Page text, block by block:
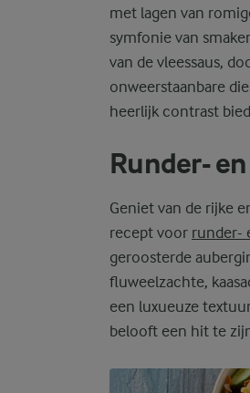
met lagen van
symfonie van
van de vleessaus,
onweerstaanbare
heerlijk contrast
Runder-
Geniet van de rijke
recept voor runder-
geroosterde
fluweelzachte,
een luxueuze
belooft een hit te